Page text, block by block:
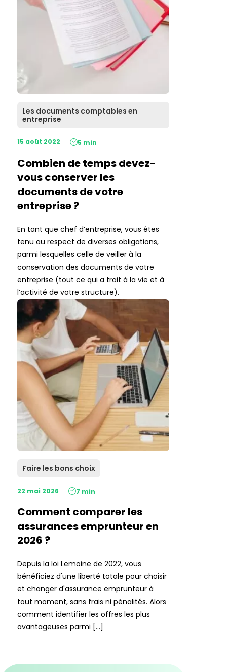
Les documents comptables en
entreprise
15 août 2022 5 min
Combien de temps devez-
vous conserver les
documents de votre
entreprise ?
En tant que chef d’entreprise, vous êtes
tenu au respect de diverses obligations,
parmi lesquelles celle de veiller à la
conservation des documents de votre
entreprise (tout ce qui a trait à la vie et à
l’activité de votre structure).
Faire les bons choix
22 mai 2026 7 min
Comment comparer les
assurances emprunteur en
2026 ?
Depuis la loi Lemoine de 2022, vous
bénéficiez d'une liberté totale pour choisir
et changer d'assurance emprunteur à
tout moment, sans frais ni pénalités. Alors
comment identifier les offres les plus
avantageuses parmi […]